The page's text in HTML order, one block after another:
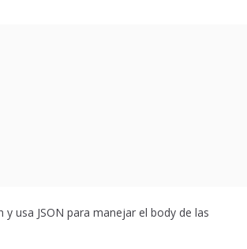
usa JSON para manejar el body de las